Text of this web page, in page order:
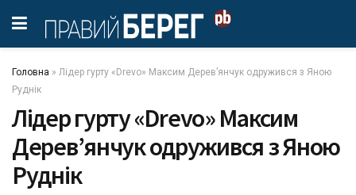
Головна » Лідер гурту «Drevo» Максим Деревʼянчук одружився з Яною
Руднік
Лідер гурту «Drevo» Максим
Деревʼянчук одружився з Яною
Руднік